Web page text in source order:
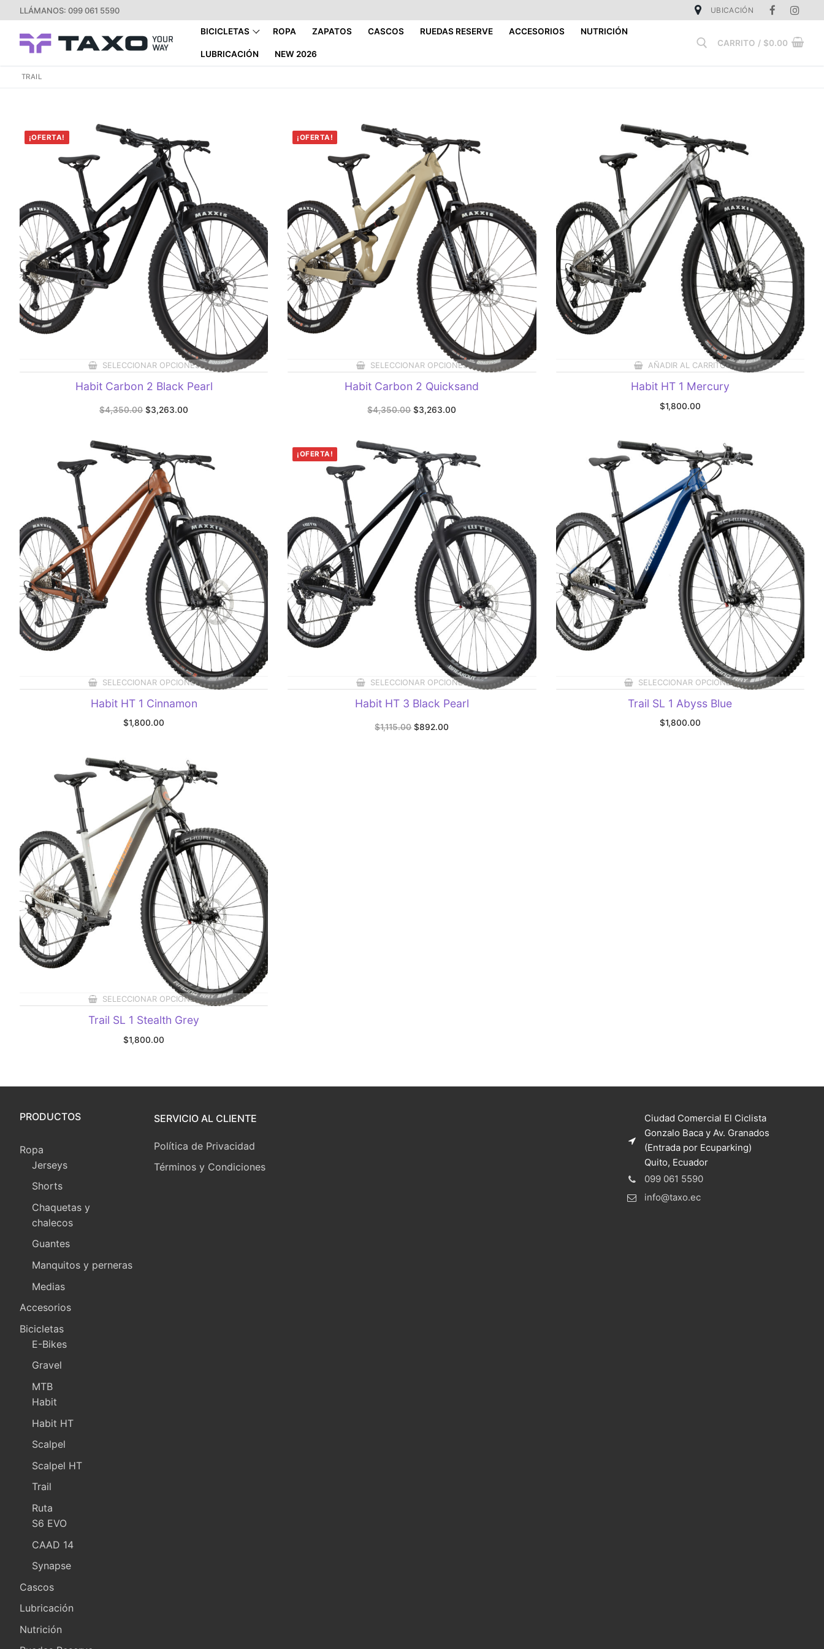
al
contenido
LLÁMANOS: 099 061 5590 UBICACIÓN
BICICLETAS ROPA ZAPATOS CASCOS RUEDAS RESERVE ACCESORIOS NUTRICIÓN
LUBRICACIÓN NEW 2026
CARRITO / $0.00
TRAIL
¡OFERTA!
SELECCIONAR OPCIONES
Habit Carbon 2 Black Pearl
$4,350.00
Original
price
$3,263.00
¡OFERTA!
SELECCIONAR OPCIONES
Habit Carbon 2 Quicksand
$4,350.00
Original
price
$3,263.00
AÑADIR AL CARRITO
Habit HT 1 Mercury
$1,800.00
SELECCIONAR OPCIONES
Habit HT 1 Cinnamon
$1,800.00
¡OFERTA!
SELECCIONAR OPCIONES
Habit HT 3 Black Pearl
$1,115.00 price
$892.00
SELECCIONAR OPCIONES
Trail SL 1 Abyss Blue
$1,800.00
SELECCIONAR OPCIONES
Trail SL 1 Stealth Grey
$1,800.00
PRODUCTOS
Ropa
Jerseys
Shorts
Chaquetas y
chalecos
Guantes
Manquitos y perneras
Medias
Accesorios
Bicicletas
E-Bikes
Gravel
MTB
Habit
Habit HT
Scalpel
Scalpel HT
Trail
Ruta
S6 EVO
CAAD 14
Synapse
Cascos
Lubricación
Nutrición
SERVICIO AL CLIENTE
Política de Privacidad
Términos y Condiciones
Ciudad Comercial El Ciclista
Gonzalo Baca y Av. Granados
(Entrada por Ecuparking)
Quito, Ecuador
099 061 5590
info@taxo.ec